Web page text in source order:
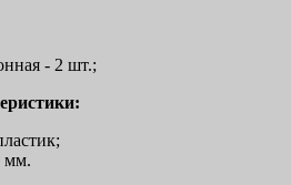
- 2 шт.;
мм.